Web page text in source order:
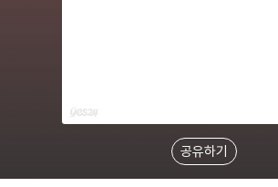
공유하기